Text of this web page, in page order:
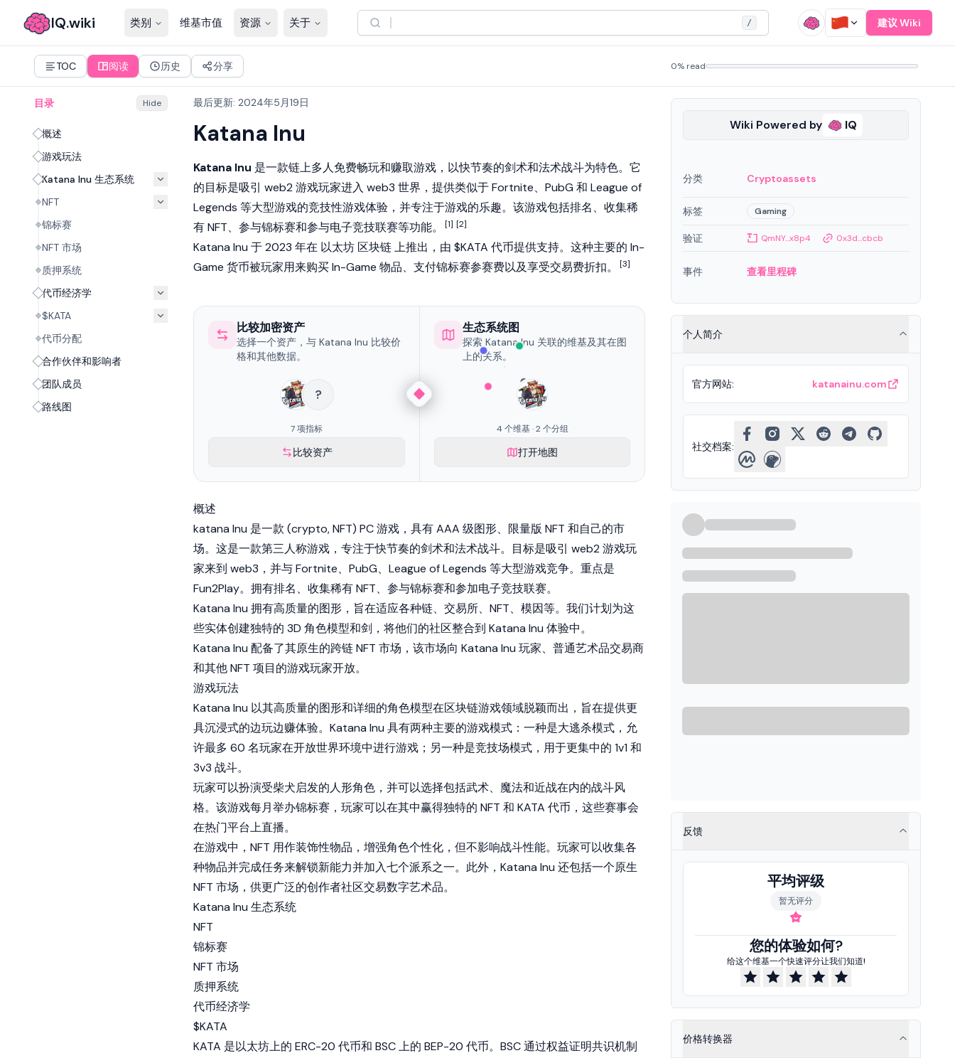
IQ.wiki 类别 维基市值 资源 关于 / 建议 Wiki
TOC 阅读 历史 分享 0% read
目录 Hide
概述
游戏玩法
Katana Inu 生态系统
NFT
锦标赛
NFT 市场
质押系统
代币经济学
$KATA
代币分配
合作伙伴和影响者
团队成员
路线图
最后更新: 2024年5月19日
Katana Inu
Katana Inu 是一款链上多人免费畅玩和赚取游戏，以快节奏的剑术和法术战斗为特色。它
的目标是吸引 web2 游戏玩家进入 web3 世界，提供类似于 Fortnite、PubG 和 League of
Legends 等大型游戏的竞技性游戏体验，并专注于游戏的乐趣。该游戏包括排名、收集稀
有NFT、参与锦标赛和参与电子竞技联赛等功能。 [1] [2]
Katana Inu 于 2023 年在 以太坊 区块链上推出，由 $KATA 代币提供支持。这种主要的 In-
Game 货币被玩家用来购买 In-Game 物品、支付锦标赛参赛费以及享受交易费折扣。
[3]
比较加密资产
选择一个资产，与 Katana Inu 比较价
格和其他数据。
?
7 项指标
比较资产
生态系统图
探索 Katana Inu 关联的维基及其在图
上的关系。
4 个维基 · 2 个分组
打开地图
概述
katana Inu 是一款 (crypto, NFT) PC 游戏，具有 AAA 级图形、限量版 NFT 和自己的市
场。这是一款第三人称游戏，专注于快节奏的剑术和法术战斗。目标是吸引 web2 游戏玩
家来到 web3，并与 Fortnite、PubG、League of Legends 等大型游戏竞争。重点是
Fun2Play。拥有排名、收集稀有 NFT、参与锦标赛和参加电子竞技联赛。
Katana Inu 拥有高质量的图形，旨在适应各种链、交易所、NFT、模因等。我们计划为这
些实体创建独特的 3D 角色模型和剑，将他们的社区整合到 Katana Inu 体验中。
Katana Inu 配备了其原生的跨链 NFT 市场，该市场向 Katana Inu 玩家、普通艺术品交易商
和其他 NFT 项目的游戏玩家开放。
游戏玩法
Katana Inu 以其高质量的图形和详细的角色模型在区块链游戏领域脱颖而出，旨在提供更
具沉浸式的边玩边赚体验。Katana Inu 具有两种主要的游戏模式：一种是大逃杀模式，允
许最多 60 名玩家在开放世界环境中进行游戏；另一种是竞技场模式，用于更集中的 1v1 和
3v3 战斗。
玩家可以扮演受柴犬启发的人形角色，并可以选择包括武术、魔法和近战在内的战斗风
格。该游戏每月举办锦标赛，玩家可以在其中赢得独特的 NFT 和 KATA 代币，这些赛事会
在热门平台上直播。
在游戏中，NFT 用作装饰性物品，增强角色个性化，但不影响战斗性能。玩家可以收集各
种物品并完成任务来解锁新能力并加入七个派系之一。此外，Katana Inu 还包括一个原生
NFT 市场，供更广泛的创作者社区交易数字艺术品。
Katana Inu 生态系统
NFT
锦标赛
NFT 市场
质押系统
代币经济学
$KATA
KATA 是以太坊上的 ERC-20 代币和 BSC 上的 BEP-20 代币。BSC 通过权益证明共识机制
Wiki Powered by IQ
分类 Cryptoassets
标签 Gaming
验证 QmNY...x8p4 0x3d...cbcb
事件 查看里程碑
个人简介
官方网站: katanainu.com
社交档案:
反馈
平均评级
暂无评分
您的体验如何?
给这个维基一个快速评分让我们知道!
价格转换器